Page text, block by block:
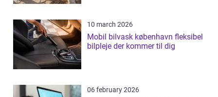
10 march 2026
Mobil bilvask københavn fleksibel
bilpleje der kommer til dig
06 february 2026